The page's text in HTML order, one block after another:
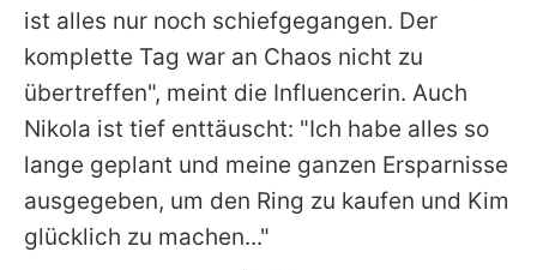
ist alles nur noch schiefgegangen. Der
komplette Tag war an Chaos nicht zu
übertreffen", meint die Influencerin. Auch
Nikola ist tief enttäuscht: "Ich habe alles so
lange geplant und meine ganzen Ersparnisse
ausgegeben, um den Ring zu kaufen und Kim
glücklich zu machen..."